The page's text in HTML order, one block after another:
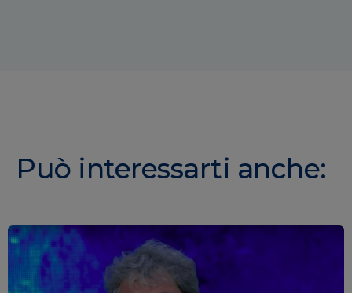
Può interessarti anche: